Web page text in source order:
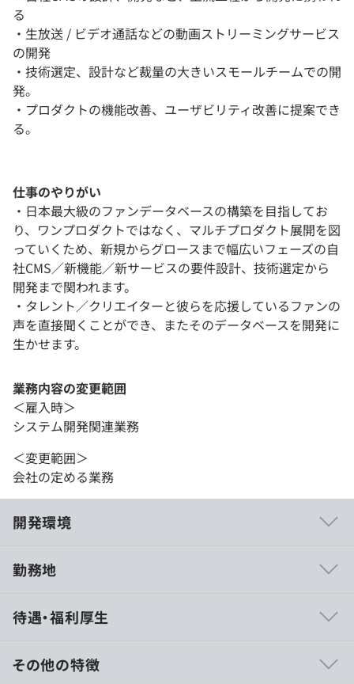
る
・生放送 / ビデオ通話などの動画ストリーミングサービス
の開発
・技術選定、設計など裁量の大きいスモールチームでの開
発。
・プロダクトの機能改善、ユーザビリティ改善に提案でき
る。
仕事のやりがい
・日本最大級のファンデータベースの構築を目指してお
り、ワンプロダクトではなく、マルチプロダクト展開を図
っていくため、新規からグロースまで幅広いフェーズの自
社CMS／新機能／新サービスの要件設計、技術選定から
開発まで関われます。
・タレント／クリエイターと彼らを応援しているファンの
声を直接聞くことができ、またそのデータベースを開発に
生かせます。
業務内容の変更範囲
＜雇入時＞
システム開発関連業務
＜変更範囲＞
会社の定める業務
開発環境
れています。出社時にはメンバー同士のコミュニケーショ
っています。
勤務地
待遇・福利厚生
その他の特徴